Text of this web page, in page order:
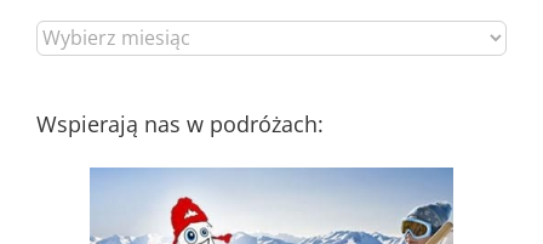
Wpisy
wg
Wspierają nas w podróżach: